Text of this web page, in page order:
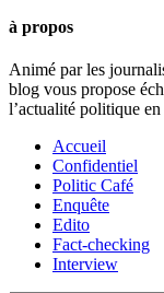
à propos
Animé par les
blog vous propose
l’actualité politique
Accueil
Confidentiel
Politic Café
Enquête
Edito
Fact-checking
Interview